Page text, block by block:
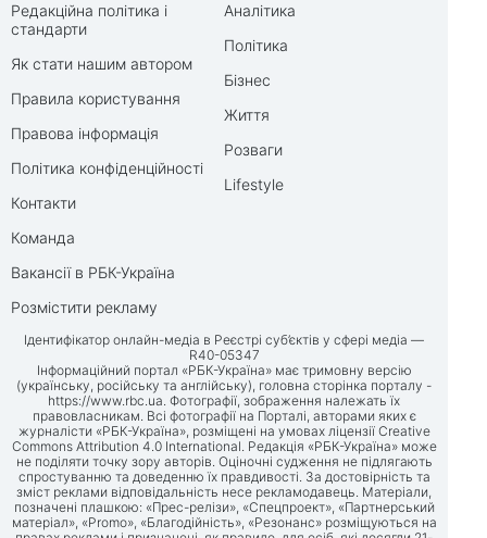
Редакційна політика і
стандарти
Як стати нашим автором
Правила користування
Правова інформація
Політика конфіденційності
Контакти
Команда
Вакансії в РБК-Україна
Розмістити рекламу
Аналітика
Політика
Бізнес
Життя
Розваги
Lifestyle
Ідентифікатор онлайн-медіа в Реєстрі суб’єктів у сфері медіа —
R40-05347
Інформаційний портал «РБК-Україна» має тримовну версію
(українську, російську та англійську), головна сторінка порталу -
https://www.rbc.ua. Фотографії, зображення належать їх
правовласникам. Всі фотографії на Порталі, авторами яких є
журналісти «РБК-Україна», розміщені на умовах ліцензії Creative
Commons Attribution 4.0 International. Редакція «РБК-Україна» може
не поділяти точку зору авторів. Оціночні судження не підлягають
спростуванню та доведенню їх правдивості. За достовірність та
зміст реклами відповідальність несе рекламодавець. Матеріали,
позначені плашкою: «Прес-релізи», «Спецпроект», «Партнерський
матеріал», «Promo», «Благодійність», «Резонанс» розміщуються на